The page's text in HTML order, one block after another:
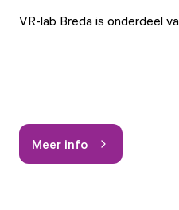
VR-lab Breda is onderdeel
Meer info